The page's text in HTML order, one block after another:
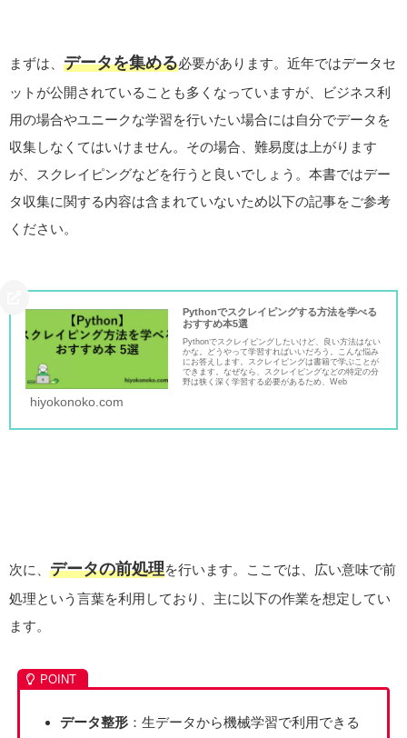
まずは、 データを集める必要があります。近年ではデータセ
ットが公開されていることも多くなっていますが、ビジネス利
用の場合やユニークな学習を行いたい場合には自分でデータを
収集しなくてはいけません。その場合、難易度は上がります
が、スクレイピングなどを行うと良いでしょう。本書ではデー
タ収集に関する内容は含まれていないため以下の記事をご参考
ください。
Pythonでスクレイピングする方法を学べる
おすすめ本5選
Pythonでスクレイピングしたいけど、良い方法はない
かな。どうやって学習すればいいだろう。こんな悩み
にお答えします。スクレイピングは書籍で学ぶことが
できます。なぜなら、スクレイピングなどの特定の分
野は狭く深く学習する必要があるため、Web
hiyokonoko.com
次に、 データの前処理を行います。ここでは、広い意味で前
処理という言葉を利用しており、主に以下の作業を想定してい
ます。
データ整形：生データから機械学習で利用できる